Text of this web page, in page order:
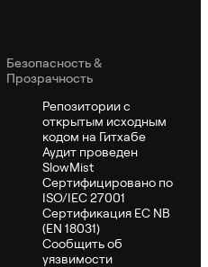
Безопасность &
Прозрачность
Репозитории с
открытым исходным
кодом на Гитхабе
Аудит проведен
SlowMist
Сертифицировано по
ISO/IEC 27001
Сертификация ЕС NB
(EN 18031)
Сообщить об
уязвимости